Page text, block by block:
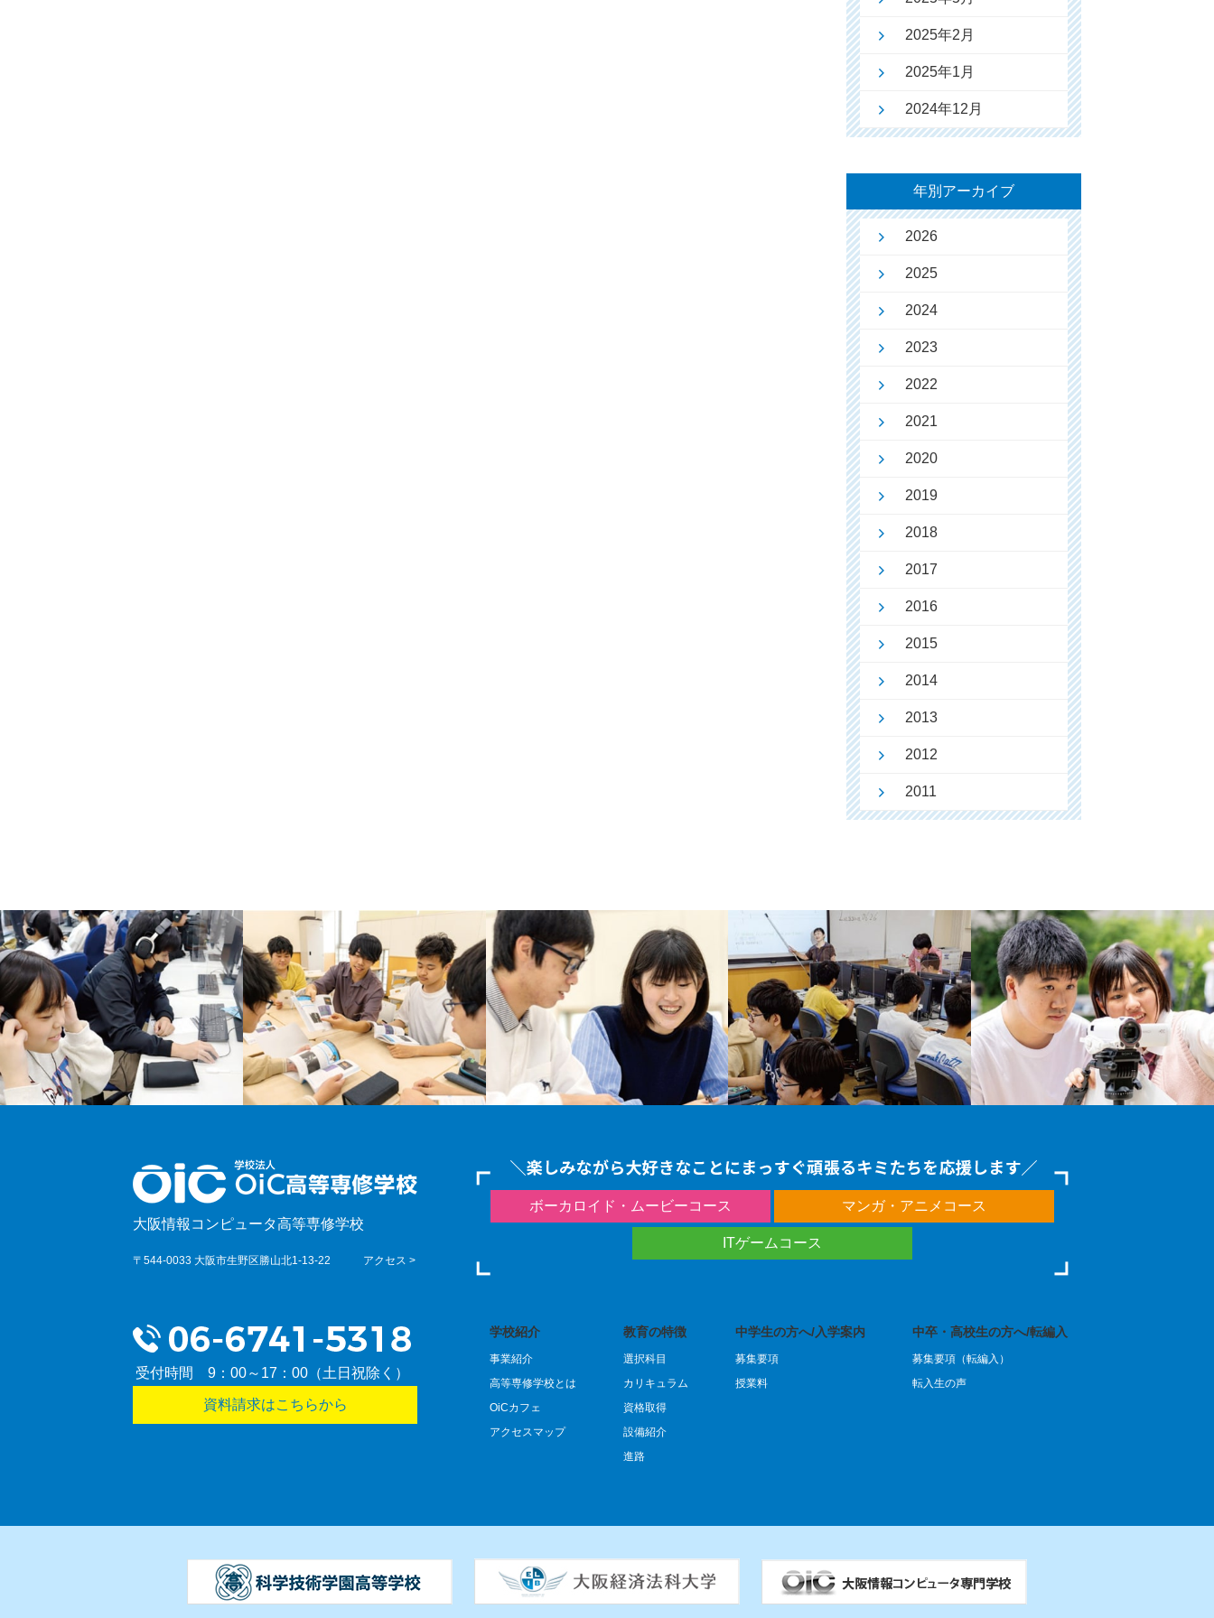
2025年2月
2025年1月
2024年12月
年別アーカイブ
2026
2025
2024
2023
2022
2021
2020
2019
2018
2017
2016
2015
2014
2013
2012
2011
大阪情報コンピュータ高等専修学校
〒544-0033 大阪市生野区勝山北1-13-22 アクセス >
受付時間 9：00～17：00（土日祝除く）
資料請求はこちらから
ボーカロイド・ムービーコース マンガ・アニメコース
ITゲームコース
学校紹介
事業紹介
高等専修学校とは
OiCカフェ
アクセスマップ
教育の特徴
選択科目
カリキュラム
資格取得
設備紹介
進路
中学生の方へ/入学案内
募集要項
授業料
中卒・高校生の方へ/転編入
募集要項（転編入）
転入生の声